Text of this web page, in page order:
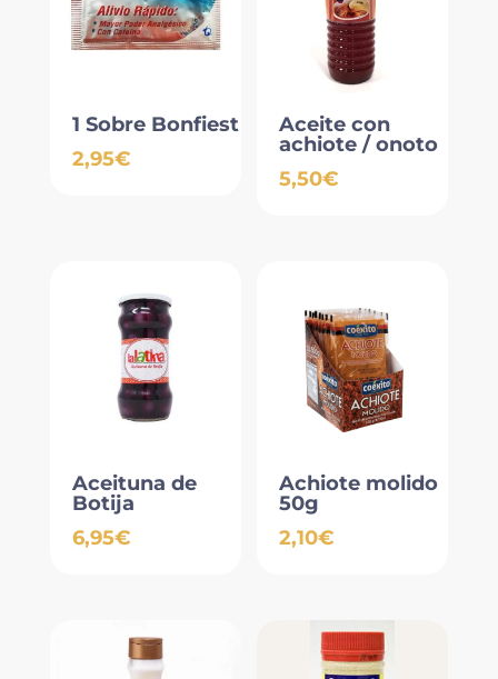
1 Sobre Bonfiest
2,95€
Aceite con
achiote / onoto
5,50€
Aceituna de
Botija
6,95€
Achiote molido
50g
2,10€